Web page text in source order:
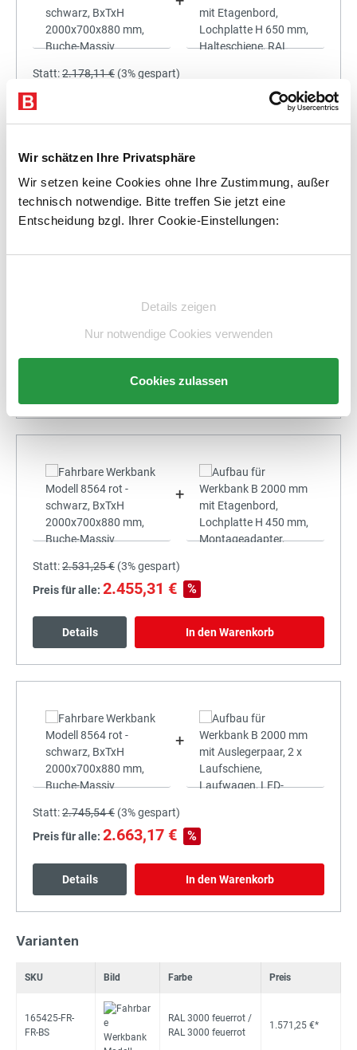
Wir schätzen Ihre Privatsphäre
Wir setzen keine Cookies ohne Ihre Zustimmung, außer
technisch notwendige. Bitte treffen Sie jetzt eine
Entscheidung bzgl. Ihrer Cookie-Einstellungen:
Details zeigen
Nur notwendige Cookies verwenden
Cookies zulassen
Statt:2.178,11 € (3%gespart)
Preis für alle:
2.280,71 € %
In den Warenkorb
+
Statt:2.531,25 € (3%gespart)
Preis für alle: 2.455,31 € %
Details In den Warenkorb
+
Statt:2.745,54 € (3%gespart)
Preis für alle: 2.663,17 € %
Details In den Warenkorb
Varianten
SKU Bild Farbe Preis
165425-FR-
FR-BS
RAL 3000 feuerrot /
RAL 3000 feuerrot
1.571,25 €*